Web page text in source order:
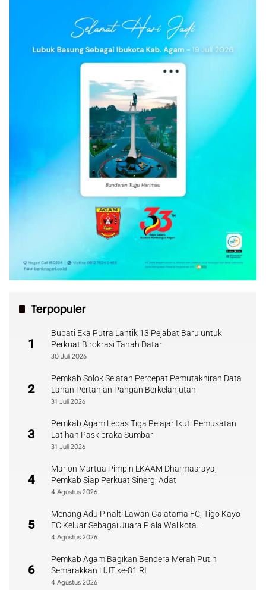
Terpopuler
1
Bupati Eka Putra Lantik 13 Pejabat Baru untuk
Perkuat Birokrasi Tanah Datar
30 Juli 2026
2
Pemkab Solok Selatan Percepat Pemutakhiran Data
Lahan Pertanian Pangan Berkelanjutan
31 Juli 2026
3
Pemkab Agam Lepas Tiga Pelajar Ikuti Pemusatan
Latihan Paskibraka Sumbar
31 Juli 2026
4
Marlon Martua Pimpin LKAAM Dharmasraya,
Pemkab Siap Perkuat Sinergi Adat
4 Agustus 2026
5
Menang Adu Pinalti Lawan Galatama FC, Tigo Kayo
FC Keluar Sebagai Juara Piala Walikota
Payakumbuh
4 Agustus 2026
6
Pemkab Agam Bagikan Bendera Merah Putih
Semarakkan HUT ke-81 RI
4 Agustus 2026